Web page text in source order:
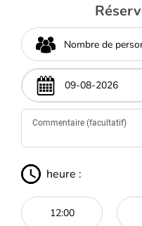
Nombre de
heure :
12:00